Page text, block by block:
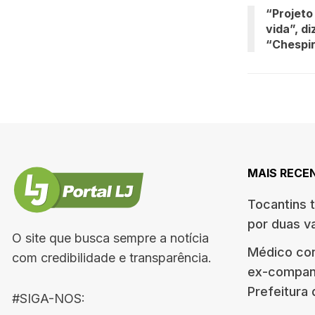
vida”,
O site que busca sempre a notícia
com credibilidade e transparência.
#SIGA-NOS:
MAIS
Tocantins
por duas
Médico
ex-
Prefeitura